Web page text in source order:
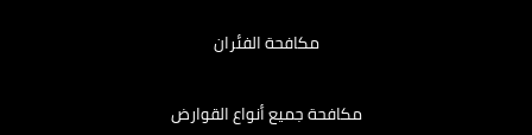
مكافحة الفئران
مكافحة جميع أنواع القوارض